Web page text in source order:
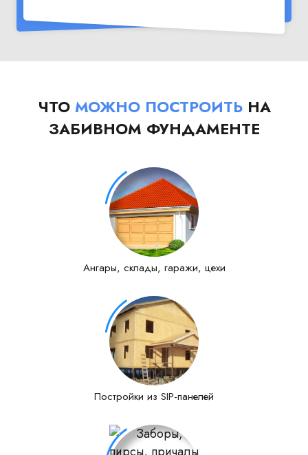
ЧТО МОЖНО ПОСТРОИТЬНА
ЗАБИВНОМ ФУНДАМЕНТЕ
Ангары, склады, гаражи, цехи
Постройки из SIP-панелей